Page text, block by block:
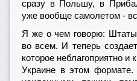
сразу в Польшу, в
уже вообще самолетом -
Я же о чем говорю: Штаты
во всем. И теперь
которое неблагоприятно
Украине в этом формате.